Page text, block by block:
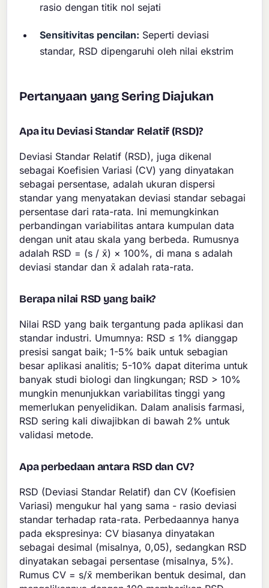
rasio dengan titik nol sejati
Sensitivitas pencilan: Seperti deviasi
standar, RSD dipengaruhi oleh nilai ekstrim
Pertanyaan yang Sering Diajukan
Apa itu Deviasi Standar Relatif (RSD)?
Deviasi Standar Relatif (RSD), juga dikenal
sebagai Koefisien Variasi (CV) yang dinyatakan
sebagai persentase, adalah ukuran dispersi
standar yang menyatakan deviasi standar sebagai
persentase dari rata-rata. Ini memungkinkan
perbandingan variabilitas antara kumpulan data
dengan unit atau skala yang berbeda. Rumusnya
adalah RSD = (s / x̄) × 100%, di mana s adalah
deviasi standar dan x̄ adalah rata-rata.
Berapa nilai RSD yang baik?
Nilai RSD yang baik tergantung pada aplikasi dan
standar industri. Umumnya: RSD ≤ 1% dianggap
presisi sangat baik; 1-5% baik untuk sebagian
besar aplikasi analitis; 5-10% dapat diterima untuk
banyak studi biologi dan lingkungan; RSD > 10%
mungkin menunjukkan variabilitas tinggi yang
memerlukan penyelidikan. Dalam analisis farmasi,
RSD sering kali diwajibkan di bawah 2% untuk
validasi metode.
Apa perbedaan antara RSD dan CV?
RSD (Deviasi Standar Relatif) dan CV (Koefisien
Variasi) mengukur hal yang sama - rasio deviasi
standar terhadap rata-rata. Perbedaannya hanya
pada ekspresinya: CV biasanya dinyatakan
sebagai desimal (misalnya, 0,05), sedangkan RSD
dinyatakan sebagai persentase (misalnya, 5%).
Rumus CV = s/x̄ memberikan bentuk desimal, dan